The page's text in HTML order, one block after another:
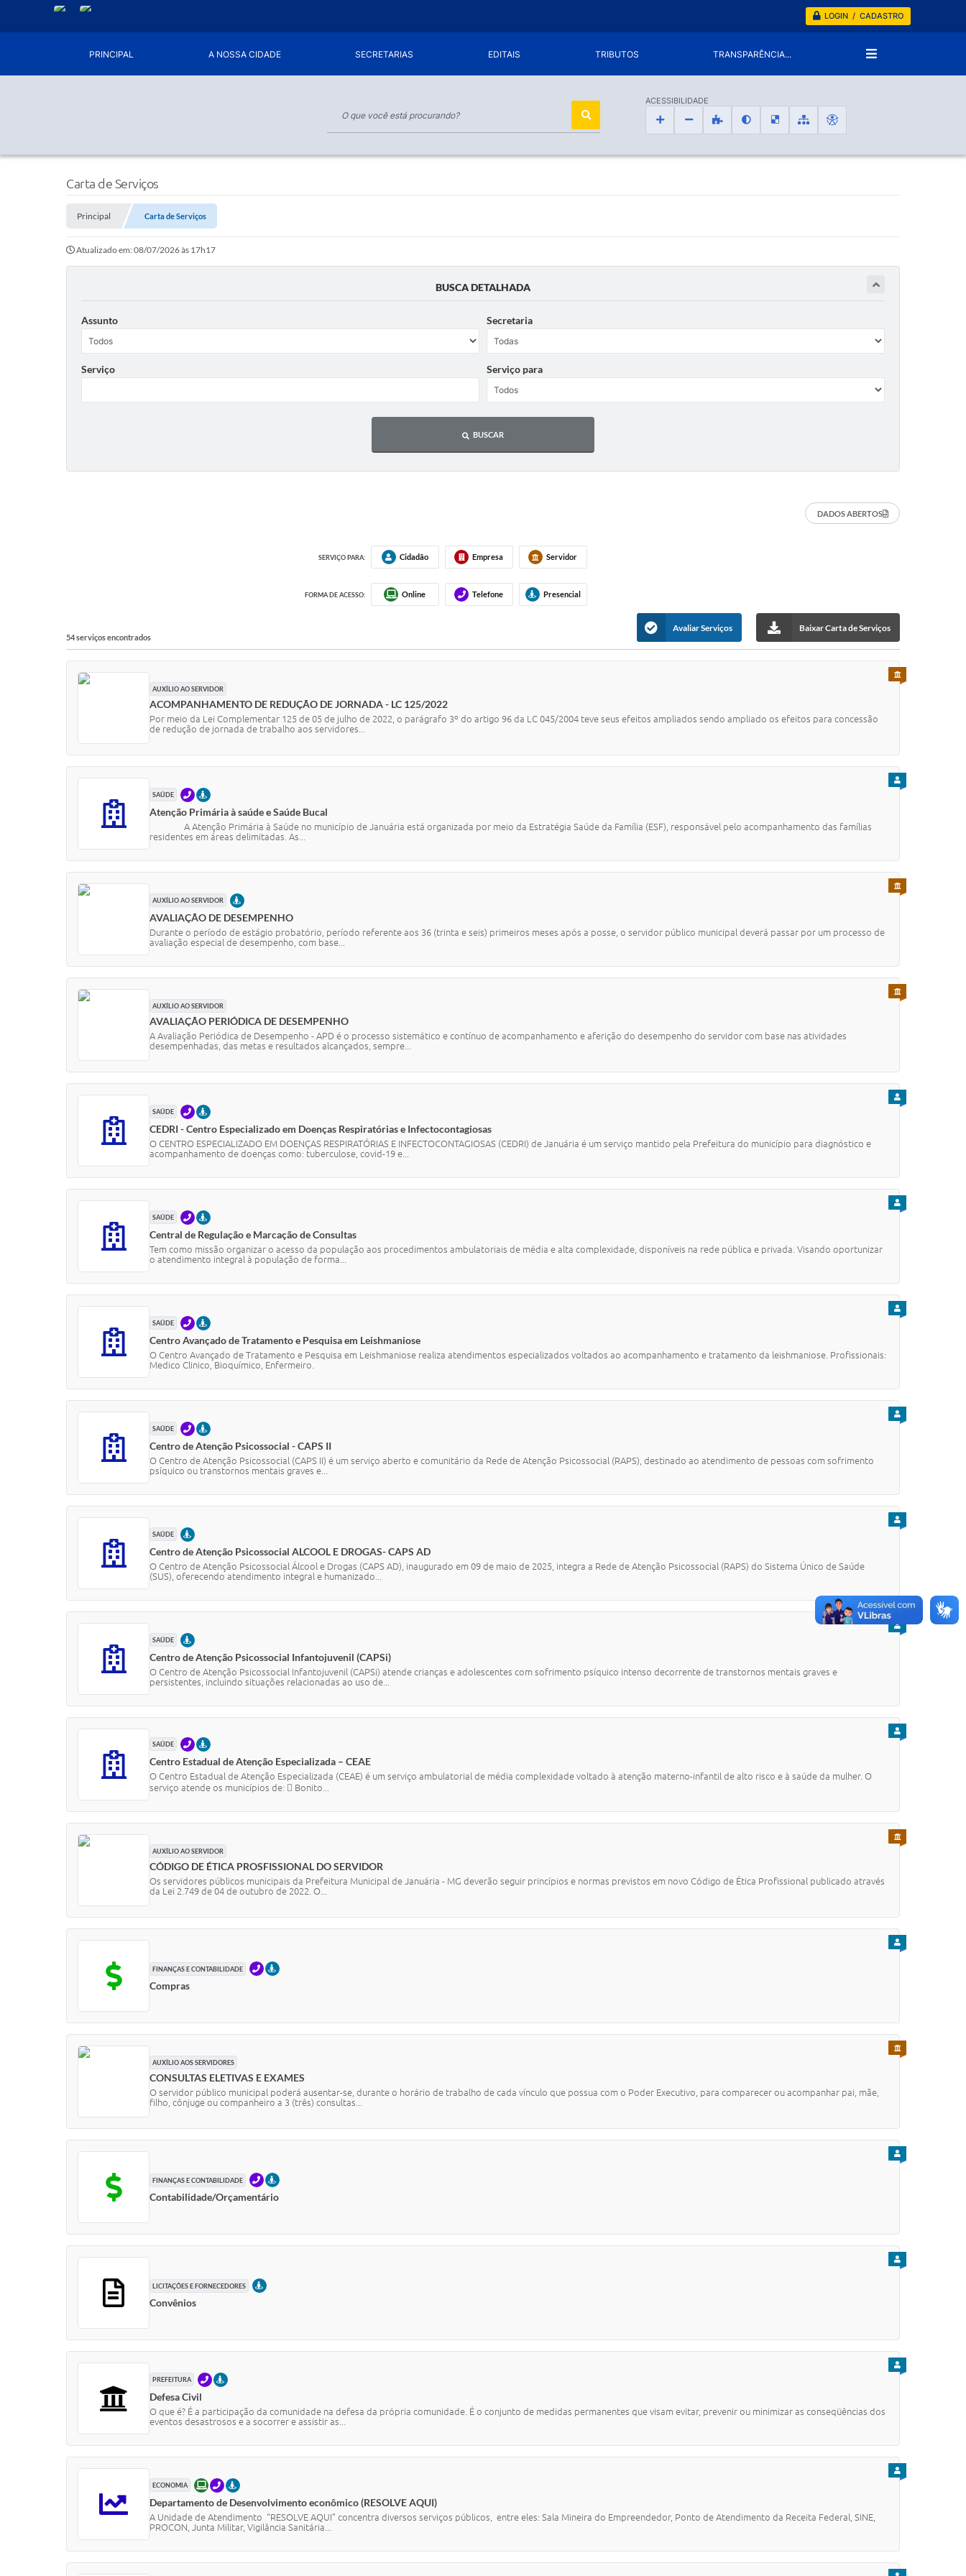
LOGIN / CADASTRO
PRINCIPAL A NOSSA CIDADE SECRETARIAS EDITAIS TRIBUTOS TRANSPARÊNCIA...
ACESSIBILIDADE
Carta de Serviços
Principal Carta de Serviços
Atualizado em: 08/07/2026 às 17h17
BUSCA DETALHADA
Assunto Secretaria
Serviço Serviço para
BUSCAR
DADOS ABERTOS
SERVIÇO PARA: Cidadão Empresa Servidor
FORMA DE ACESSO: Online Telefone Presencial
54 serviços encontrados
Avaliar Serviços Baixar Carta de Serviços
AUXÍLIO AO SERVIDOR
ACOMPANHAMENTO DE REDUÇÃO DE JORNADA - LC 125/2022
Por meio da Lei Complementar 125 de 05 de julho de 2022, o parágrafo 3º do artigo 96 da LC 045/2004 teve seus efeitos ampliados sendo ampliado os efeitos para concessão
de redução de jornada de trabalho aos servidores...
PARA SERVIDOR
SAÚDE TELEFONEPRESENCIAL
Atenção Primária à saúde e Saúde Bucal
A Atenção Primária à Saúde no município de Januária está organizada por meio da Estratégia Saúde da Família (ESF), responsável pelo acompanhamento das famílias
residentes em áreas delimitadas. As...
PARA CIDADÃO
AUXÍLIO AO SERVIDOR PRESENCIAL
AVALIAÇÃO DE DESEMPENHO
Durante o período de estágio probatório, período referente aos 36 (trinta e seis) primeiros meses após a posse, o servidor público municipal deverá passar por um processo de
avaliação especial de desempenho, com base...
PARA SERVIDOR
AUXÍLIO AO SERVIDOR
AVALIAÇÃO PERIÓDICA DE DESEMPENHO
A Avaliação Periódica de Desempenho - APD é o processo sistemático e contínuo de acompanhamento e aferição do desempenho do servidor com base nas atividades
desempenhadas, das metas e resultados alcançados, sempre...
PARA SERVIDOR
SAÚDE TELEFONEPRESENCIAL
CEDRI - Centro Especializado em Doenças Respiratórias e Infectocontagiosas
O CENTRO ESPECIALIZADO EM DOENÇAS RESPIRATÓRIAS E INFECTOCONTAGIOSAS (CEDRI) de Januária é um serviço mantido pela Prefeitura do município para diagnóstico e
acompanhamento de doenças como: tuberculose, covid-19 e...
PARA CIDADÃO
SAÚDE TELEFONEPRESENCIAL
Central de Regulação e Marcação de Consultas
Tem como missão organizar o acesso da população aos procedimentos ambulatoriais de média e alta complexidade, disponíveis na rede pública e privada. Visando oportunizar
o atendimento integral à população de forma...
PARA CIDADÃO
SAÚDE TELEFONEPRESENCIAL
Centro Avançado de Tratamento e Pesquisa em Leishmaniose
O Centro Avançado de Tratamento e Pesquisa em Leishmaniose realiza atendimentos especializados voltados ao acompanhamento e tratamento da leishmaniose. Profissionais:
Medico Clinico, Bioquímico, Enfermeiro.
PARA CIDADÃO
SAÚDE TELEFONEPRESENCIAL
Centro de Atenção Psicossocial - CAPS II
O Centro de Atenção Psicossocial (CAPS II) é um serviço aberto e comunitário da Rede de Atenção Psicossocial (RAPS), destinado ao atendimento de pessoas com sofrimento
psíquico ou transtornos mentais graves e...
PARA CIDADÃO
SAÚDE PRESENCIAL
Centro de Atenção Psicossocial ALCOOL E DROGAS- CAPS AD
O Centro de Atenção Psicossocial Álcool e Drogas (CAPS AD), inaugurado em 09 de maio de 2025, integra a Rede de Atenção Psicossocial (RAPS) do Sistema Único de Saúde
(SUS), oferecendo atendimento integral e humanizado...
PARA CIDADÃO
SAÚDE PRESENCIAL
Centro de Atenção Psicossocial Infantojuvenil (CAPSi)
O Centro de Atenção Psicossocial Infantojuvenil (CAPSi) atende crianças e adolescentes com sofrimento psíquico intenso decorrente de transtornos mentais graves e
persistentes, incluindo situações relacionadas ao uso de...
PARA CIDADÃO
SAÚDE TELEFONEPRESENCIAL
Centro Estadual de Atenção Especializada – CEAE
O Centro Estadual de Atenção Especializada (CEAE) é um serviço ambulatorial de média complexidade voltado à atenção materno-infantil de alto risco e à saúde da mulher. O
serviço atende os municípios de:  Bonito...
PARA CIDADÃO
AUXÍLIO AO SERVIDOR
CÓDIGO DE ÉTICA PROSFISSIONAL DO SERVIDOR
Os servidores públicos municipais da Prefeitura Municipal de Januária - MG deverão seguir princípios e normas previstos em novo Código de Ética Profissional publicado através
da Lei 2.749 de 04 de outubro de 2022. O...
PARA SERVIDOR
FINANÇAS E CONTABILIDADE TELEFONEPRESENCIAL
Compras
PARA CIDADÃO
AUXÍLIO AOS SERVIDORES
CONSULTAS ELETIVAS E EXAMES
O servidor público municipal poderá ausentar-se, durante o horário de trabalho de cada vínculo que possua com o Poder Executivo, para comparecer ou acompanhar pai, mãe,
filho, cônjuge ou companheiro a 3 (três) consultas...
PARA SERVIDOR
FINANÇAS E CONTABILIDADE TELEFONEPRESENCIAL
Contabilidade/Orçamentário
PARA CIDADÃO
LICITAÇÕES E FORNECEDORES PRESENCIAL
Convênios
PARA CIDADÃO
PREFEITURA TELEFONEPRESENCIAL
Defesa Civil
O que é? É a participação da comunidade na defesa da própria comunidade. É o conjunto de medidas permanentes que visam evitar, prevenir ou minimizar as conseqüências dos
eventos desastrosos e a socorrer e assistir as...
PARA CIDADÃO
ECONOMIA ONLINETELEFONEPRESENCIAL
Departamento de Desenvolvimento econômico (RESOLVE AQUI)
A Unidade de Atendimento “RESOLVE AQUI” concentra diversos serviços públicos, entre eles: Sala Mineira do Empreendedor, Ponto de Atendimento da Receita Federal, SINE,
PROCON, Junta Militar, Vigilância Sanitária...
PARA CIDADÃO